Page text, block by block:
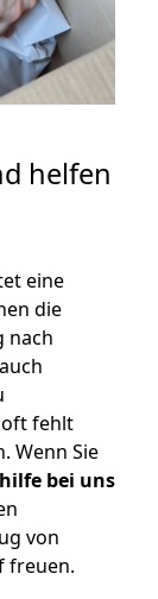
helfen
eine
die
nach
oft fehlt
Wenn Sie
bei uns
von
freuen.